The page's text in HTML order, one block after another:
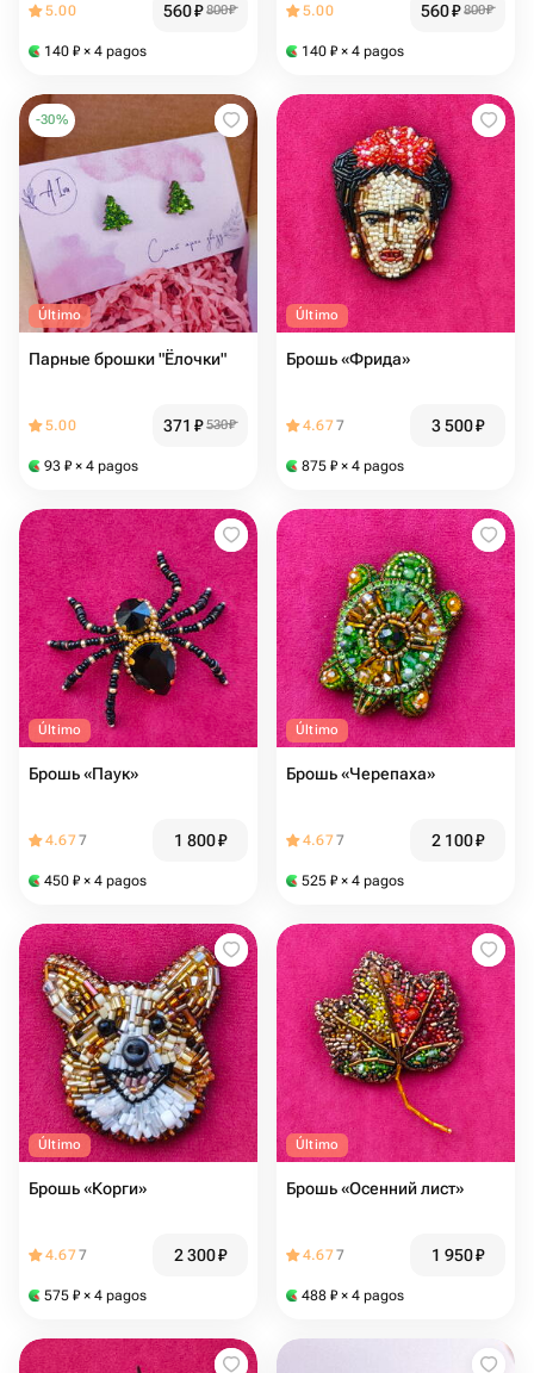
5.00 560₽ 800₽
140 ₽ × 4 pagos
5.00 560₽ 800₽
140 ₽ × 4 pagos
-30%
Último
Парные брошки "Ёлочки"
5.00 371 ₽ 530₽
93 ₽ × 4 pagos
Último
Брошь «Фрида»
4.677 3 500₽
875 ₽ × 4 pagos
Último
Брошь «Паук»
4.677 1 800₽
450 ₽ × 4 pagos
Último
Брошь «Черепаха»
4.677 2 100₽
525 ₽ × 4 pagos
Último
Брошь «Корги»
4.677 2 300₽
575 ₽ × 4 pagos
Último
Брошь «Осенний лист»
4.677 1 950₽
488 ₽ × 4 pagos